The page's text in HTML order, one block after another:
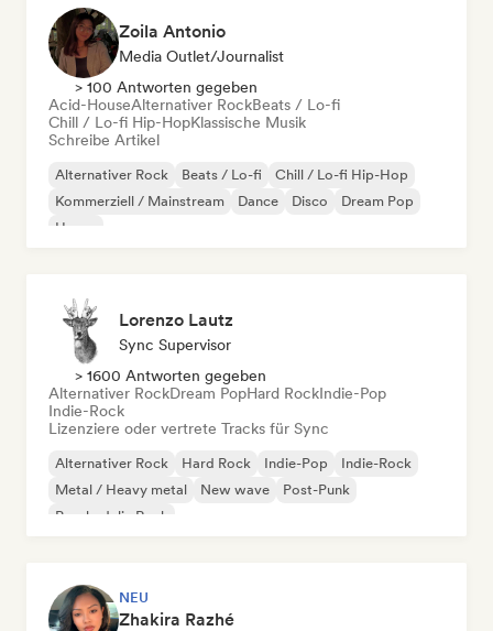
Zoila Antonio
Media Outlet/Journalist
> 100 Antworten gegeben
Acid-HouseAlternativer RockBeats / Lo-fi
Chill / Lo-fi Hip-HopKlassische Musik
Schreibe Artikel
Alternativer Rock Beats / Lo-fi
Chill / Lo-fi Hip-Hop
Kommerziell / Mainstream
Dance Disco
Dream Pop
House
Lorenzo Lautz
Sync Supervisor
> 1600 Antworten gegeben
Alternativer RockDream PopHard RockIndie-Pop
Indie-Rock
Lizenziere oder vertrete Tracks für Sync
Alternativer Rock Hard Rock Indie-Pop
Indie-Rock
Metal / Heavy metal
New wave
Post-Punk
Psychedelic Rock
NEU
Zhakira Razhé